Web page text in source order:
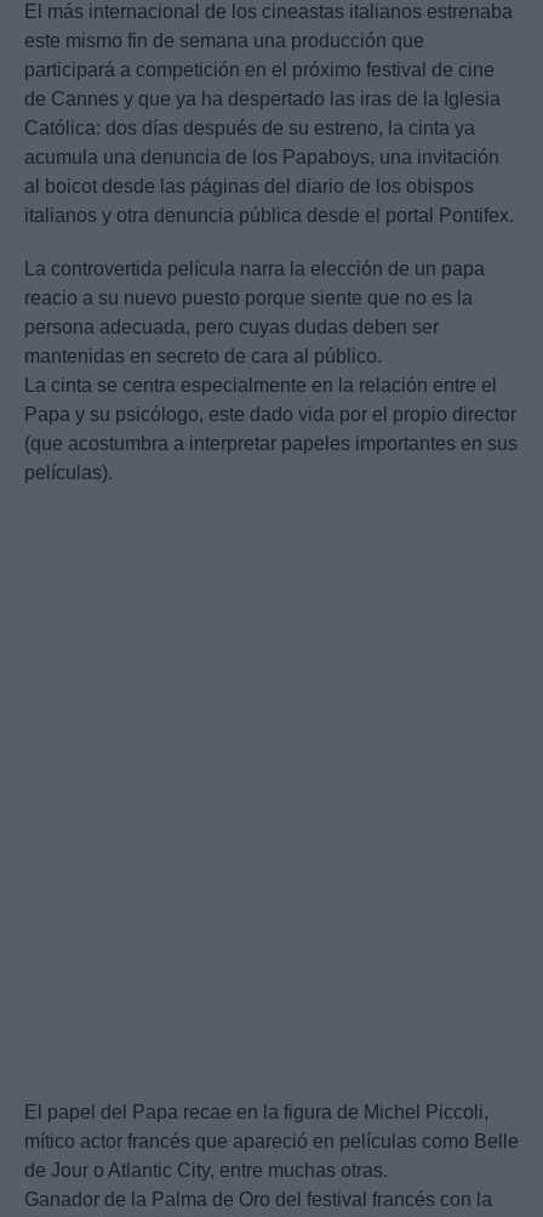
El más internacional de los cineastas italianos estrenaba
este mismo fin de semana una producción que
participará a competición en el próximo festival de cine
de Cannes y que ya ha despertado las iras de la Iglesia
Católica: dos días después de su estreno, la cinta ya
acumula una denuncia de los Papaboys, una invitación
al boicot desde las páginas del diario de los obispos
italianos y otra denuncia pública desde el portal Pontifex.
La controvertida película narra la elección de un papa
reacio a su nuevo puesto porque siente que no es la
persona adecuada, pero cuyas dudas deben ser
mantenidas en secreto de cara al público.
La cinta se centra especialmente en la relación entre el
Papa y su psicólogo, este dado vida por el propio director
(que acostumbra a interpretar papeles importantes en sus
películas).
El papel del Papa recae en la figura de Michel Piccoli,
mítico actor francés que apareció en películas como Belle
de Jour o Atlantic City, entre muchas otras.
Ganador de la Palma de Oro del festival francés con la